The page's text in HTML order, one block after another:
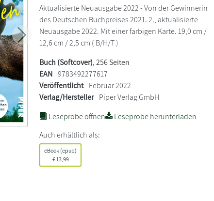
Weiter
Aktualisierte Neuausgabe 2022 - Von der Gewinnerin
des Deutschen Buchpreises 2021. 2., aktualisierte
Neuausgabe 2022. Mit einer farbigen Karte. 19,0 cm /
12,6 cm / 2,5 cm ( B/H/T )
Buch (Softcover), 256 Seiten
EAN 9783492277617
Veröffentlicht Februar 2022
Verlag/Hersteller Piper Verlag GmbH
Leseprobe öffnen
Leseprobe herunterladen
Auch erhältlich als:
eBook (epub)
€13,99